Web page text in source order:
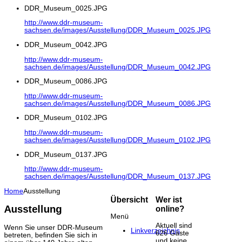
DDR_Museum_0025.JPG
http://www.ddr-museum-
sachsen.de/images/Ausstellung/DDR_Museum_0025.JPG
DDR_Museum_0042.JPG
http://www.ddr-museum-
sachsen.de/images/Ausstellung/DDR_Museum_0042.JPG
DDR_Museum_0086.JPG
http://www.ddr-museum-
sachsen.de/images/Ausstellung/DDR_Museum_0086.JPG
DDR_Museum_0102.JPG
http://www.ddr-museum-
sachsen.de/images/Ausstellung/DDR_Museum_0102.JPG
DDR_Museum_0137.JPG
http://www.ddr-museum-
sachsen.de/images/Ausstellung/DDR_Museum_0137.JPG
HomeAusstellung
Ausstellung
Wenn Sie unser DDR-Museum
betreten, befinden Sie sich in
Übersicht
Menü
Linkverzeichnis
Wer ist
online?
Aktuell sind
626 Gäste